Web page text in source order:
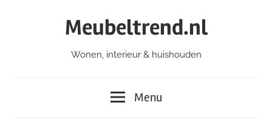
Meubeltrend.nl
Wonen, interieur & huishouden
Menu